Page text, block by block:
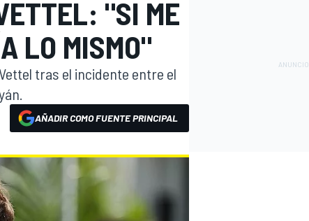
"SI ME
LO MISMO"
tras el incidente entre el
AÑADIR COMO FUENTE PRINCIPAL